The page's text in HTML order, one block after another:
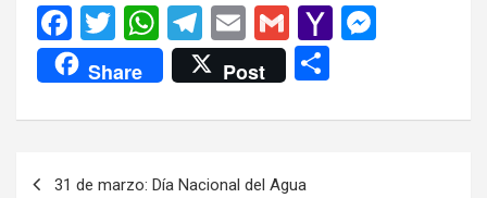
F
a
ce
b
T
wi
tt
er
W
h
at
s
T
el
e
gr
E
m
ail
G
m
ail
Y
o
n
Share Post
m
31 de marzo: Día Nacional del Agua